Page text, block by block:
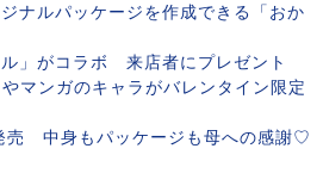
ナルパッケージを作成できる「おか
」がコラボ 来店者にプレゼント
マンガのキャラがバレンタイン限定
売 中身もパッケージも母への感謝♡